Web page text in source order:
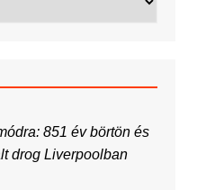
851 év börtön és
drog Liverpoolban